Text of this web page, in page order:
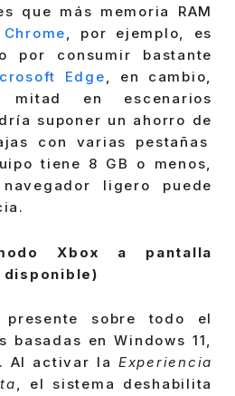
que más memoria RAM
, por ejemplo, es
por consumir bastante
Edge, en cambio,
en escenarios
suponer un ahorro de
con varias pestañas
tiene 8 GB o menos,
ligero puede
Xbox a pantalla
sobre todo el
basadas en Windows 11,
. Al activar la Experiencia
, el sistema deshabilita